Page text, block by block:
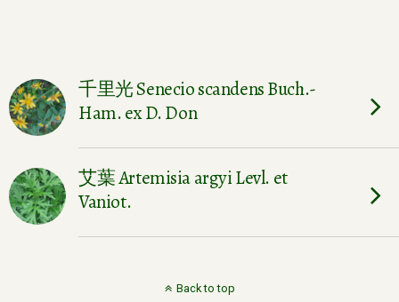
千里光 Senecio scandens Buch.-
Ham. ex D. Don
艾葉 Artemisia argyi Levl. et
Vaniot.
Back to top